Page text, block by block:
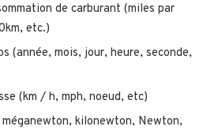
de carburant (miles par
etc.)
(année, mois, jour, heure, seconde,
(km / h, mph, noeud, etc)
kilonewton, Newton,